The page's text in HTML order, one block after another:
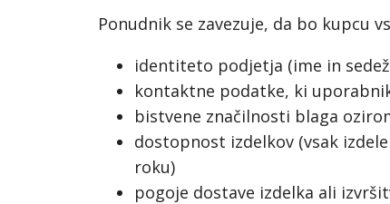
Ponudnik se zavezuje, da bo kupcu
identiteto podjetja (ime in
kontaktne podatke, ki
bistvene značilnosti blaga
dostopnost izdelkov (vsak
roku)
pogoje dostave izdelka ali